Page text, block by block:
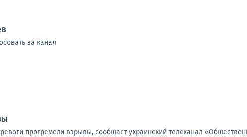
за канал
прогремели взрывы, сообщает украинский телеканал